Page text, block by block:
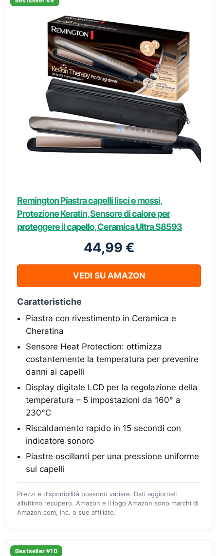
Remington Piastra capelli lisci e mossi,
Protezione Keratin, Sensore di calore per
proteggere il capello, Ceramica Ultra S8593
44,99 €
VEDI SU AMAZON
Caratteristiche
Piastra con rivestimento in Ceramica e
Cheratina
Sensore Heat Protection: ottimizza
costantemente la temperatura per prevenire
danni ai capelli
Display digitale LCD per la regolazione della
temperatura – 5 impostazioni da 160° a
230°C
Riscaldamento rapido in 15 secondi con
indicatore sonoro
Piastre oscillanti per una pressione uniforme
sui capelli
Prezzi e disponibilità possono variare. Dati aggiornati
all’ultimo recupero. Amazon e il logo Amazon sono marchi di
Amazon.com, Inc. o sue affiliate.
Bestseller #10